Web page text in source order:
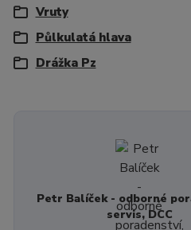
Vruty
Půlkulatá hlava
Drážka Pz
Petr Balíček - odborné
servis, DCC